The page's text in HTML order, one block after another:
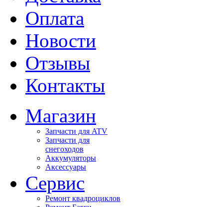
Оплата
Новости
Отзывы
Контакты
Магазин
Запчасти для ATV
Запчасти для
снегоходов
Аккумуляторы
Аксессуары
Сервис
Ремонт квадроциклов